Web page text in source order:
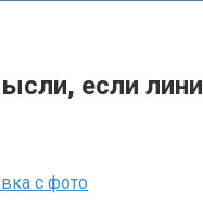
если